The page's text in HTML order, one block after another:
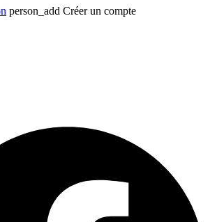
person_add Créer un compte